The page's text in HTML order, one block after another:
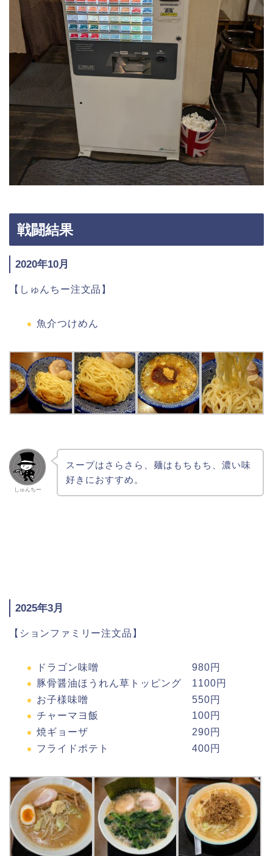
戦闘結果
2020年10月
【しゅんちー注文品】
魚介つけめん
しゅんちー
スープはさらさら、麺はもちもち、濃い味
好きにおすすめ。
2025年3月
【ションファミリー注文品】
ドラゴン味噌 980円
豚骨醤油ほうれん草トッピング 1100円
お子様味噌 550円
チャーマヨ飯 100円
焼ギョーザ 290円
フライドポテト 400円